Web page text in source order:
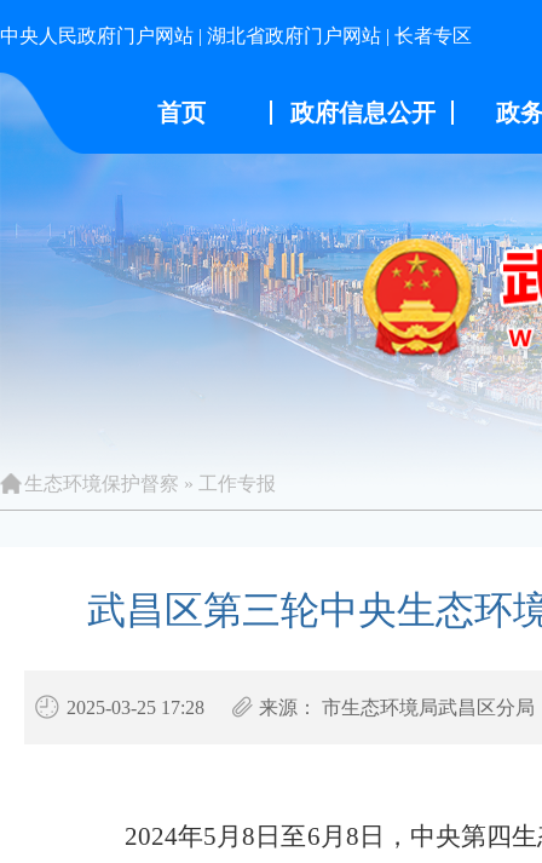
中央人民政府门户网站 | 湖北省政府门户网站 | 长者专区
首页 政府信息公开 政
生态环境保护督察 » 工作专报
武昌区第三轮中央生态环
2025-03-25 17:28 来源： 市生态环境局武昌区分局
2024年5月8日至6月8日，中央第四